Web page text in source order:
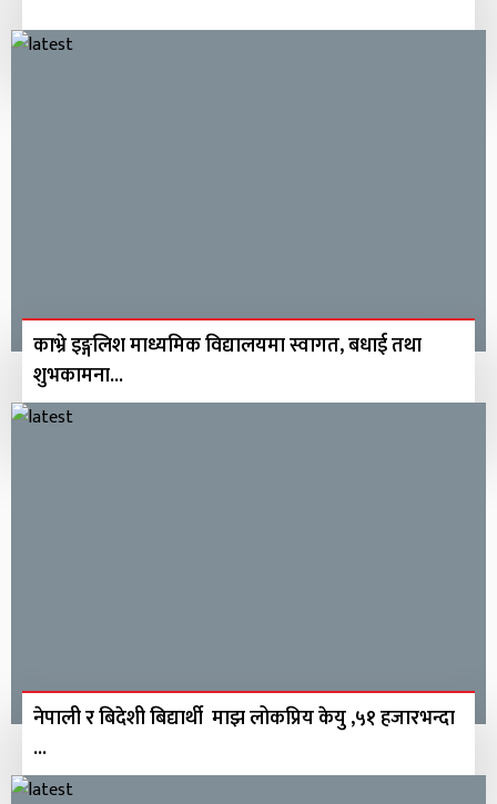
काभ्रे इङ्गलिश माध्यमिक विद्यालयमा स्वागत, बधाई तथा
शुभकामना...
नेपाली र बिदेशी बिद्यार्थी माझ लोकप्रिय केयु ,५१ हजारभन्दा
...